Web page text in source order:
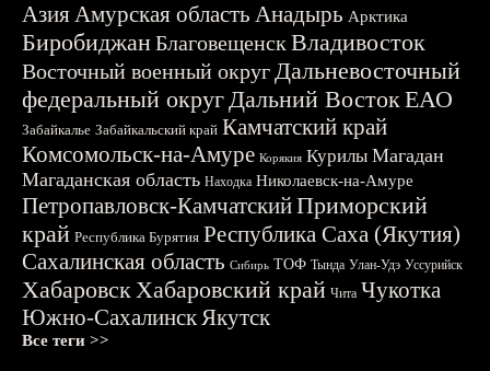
АзияАмурская область Анадырь Арктика
БиробиджанБлаговещенскВладивосток
Восточный военный округДальневосточный
федеральный округДальний ВостокЕАО
Забайкалье Забайкальский край Камчатский край
Комсомольск-на-Амуре Корякия Курилы Магадан
Магаданская область Находка Николаевск-на-Амуре
Петропавловск-КамчатскийПриморский
край Республика Бурятия Республика Саха (Якутия)
Сахалинская область Сибирь ТОФ Тында Улан-Удэ Уссурийск
ХабаровскХабаровский край Чита Чукотка
Южно-СахалинскЯкутск
Все теги >>